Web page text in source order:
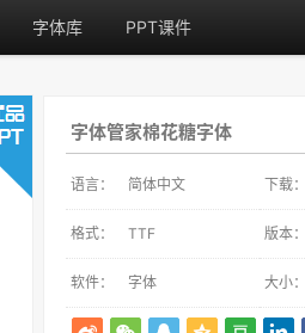
字体库 PPT课件
字体管家棉花糖字体
语言： 简体中文 下载：
格式： TTF 版本：
软件： 字体 大小：